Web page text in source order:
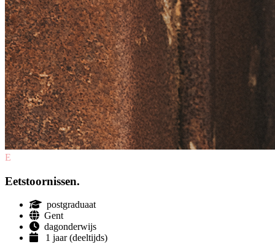
E
Eetstoornissen.
postgraduaat
Gent
dagonderwijs
1 jaar (deeltijds)